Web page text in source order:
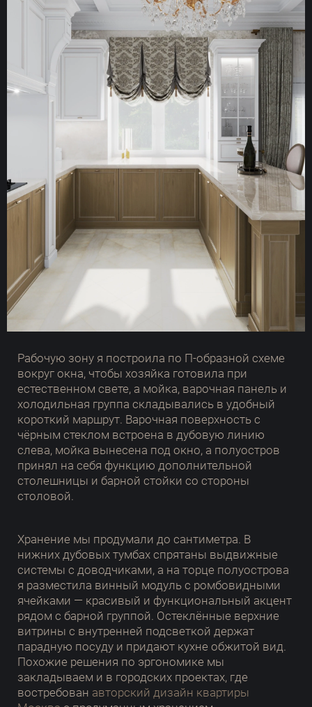
Рабочую зону я построила по П-образной схеме
вокруг окна, чтобы хозяйка готовила при
естественном свете, а мойка, варочная панель и
холодильная группа складывались в удобный
короткий маршрут. Варочная поверхность с
чёрным стеклом встроена в дубовую линию
слева, мойка вынесена под окно, а полуостров
принял на себя функцию дополнительной
столешницы и барной стойки со стороны
столовой.
Хранение мы продумали до сантиметра. В
нижних дубовых тумбах спрятаны выдвижные
системы с доводчиками, а на торце полуострова
я разместила винный модуль с ромбовидными
ячейками — красивый и функциональный акцент
рядом с барной группой. Остеклённые верхние
витрины с внутренней подсветкой держат
парадную посуду и придают кухне обжитой вид.
Похожие решения по эргономике мы
закладываем и в городских проектах, где
востребован авторский дизайн квартиры